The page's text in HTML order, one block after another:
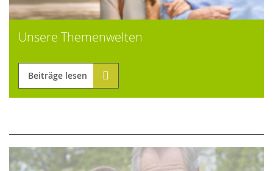
Unsere Themenwelten
Beiträge lesen